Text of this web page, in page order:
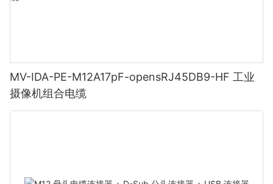
MV-IDA-PE-M12A17pF-opensRJ45DB9-HF 工业
摄像机组合电缆